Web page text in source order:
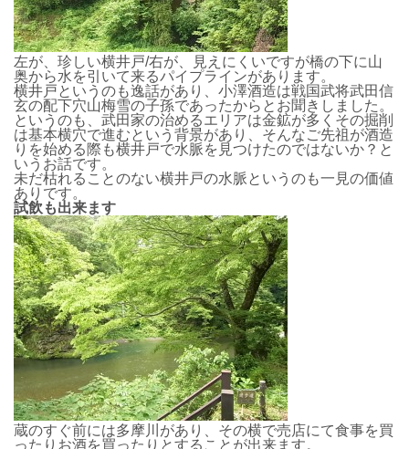
左が、珍しい横井戸/右が、見えにくいですが橋の下に山
奥から水を引いて来るパイプラインがあります。
横井戸というのも逸話があり、小澤酒造は戦国武将武田信
玄の配下穴山梅雪の子孫であったからとお聞きしました。
というのも、武田家の治めるエリアは金鉱が多くその掘削
は基本横穴で進むという背景があり、そんなご先祖が酒造
りを始める際も横井戸で水脈を見つけたのではないか？と
いうお話です。
未だ枯れることのない横井戸の水脈というのも一見の価値
ありです。
試飲も出来ます
蔵のすぐ前には多摩川があり、その横で売店にて食事を買
ったりお酒を買ったりとすることが出来ます。